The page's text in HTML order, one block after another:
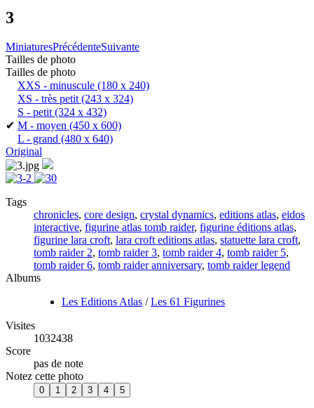
3
MiniaturesPrécédenteSuivante
Tailles de photo
Tailles de photo
XXS - minuscule (180 x 240)
XS - très petit(243 x 324)
S - petit(324 x 432)
✔ M - moyen (450 x 600)
L - grand (480 x 640)
Original
Tags
chronicles, core design, crystal dynamics, editions atlas, eidos
interactive, figurine atlas tomb raider, figurine éditions atlas,
figurine lara croft, lara croft editions atlas, statuette lara croft,
tomb raider 2, tomb raider 3, tomb raider 4, tomb raider 5,
tomb raider 6, tomb raider anniversary, tomb raider legend
Albums
Les Editions Atlas /Les 61 Figurines
Visites
1032438
Score
pas de note
Notez cette photo